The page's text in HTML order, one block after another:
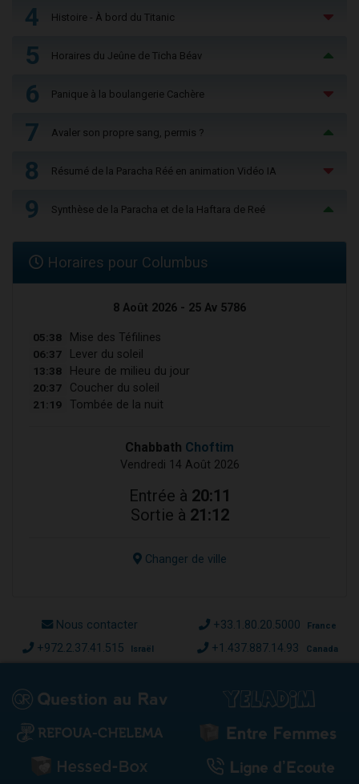
4 Histoire - À bord du Titanic
5 Horaires du Jeûne de Ticha Béav
6 Panique à la boulangerie Cachère
7 Avaler son propre sang, permis ?
8 Résumé de la Paracha Réé en animation Vidéo IA
9 Synthèse de la Paracha et de la Haftara de Reé
Horaires pour Columbus
8 Août 2026 - 25 Av 5786
05:38 Mise des Téfilines
06:37 Lever du soleil
13:38 Heure de milieu du jour
20:37 Coucher du soleil
21:19 Tombée de la nuit
Chabbath Choftim
Vendredi 14 Août 2026
Entrée à 20:11
Sortie à 21:12
Changer de ville
Nous contacter +33.1.80.20.5000 France
+972.2.37.41.515 Israël +1.437.887.14.93 Canada